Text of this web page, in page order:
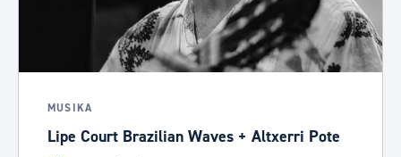
MUSIKA
Lipe Court Brazilian Waves + Altxerri Pote